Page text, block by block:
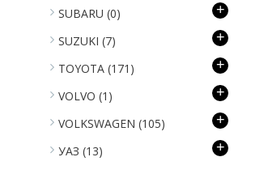
SUBARU (0) +
SUZUKI (7) +
TOYOTA (171) +
VOLVO (1) +
VOLKSWAGEN (105) +
УАЗ (13) +